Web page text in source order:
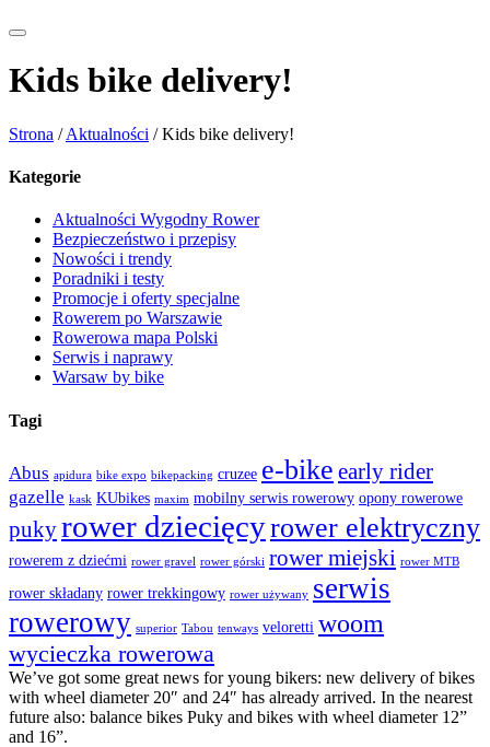
Kids bike delivery!
Strona /Aktualności /Kids bike delivery!
Kategorie
Aktualności Wygodny Rower
Bezpieczeństwo i przepisy
Nowości i trendy
Poradniki i testy
Promocje i oferty specjalne
Rowerem po Warszawie
Rowerowa mapa Polski
Serwis i naprawy
Warsaw by bike
Tagi
Abus apidura bike expo bikepacking cruzee e-bike early rider
gazelle kask KUbikes maxim mobilny serwis rowerowy opony rowerowe
pukyrower dziecięcyrower elektryczny
rowerem z dziećmi rower gravel rower górski rower miejski rower MTB
rower składany rower trekkingowy rower używany serwis
rowerowy superior Tabou tenways veloretti woom
wycieczka rowerowa
We’ve got some great news for young bikers: new delivery of bikes
with wheel diameter 20″ and 24″ has already arrived. In the nearest
future also: balance bikes Puky and bikes with wheel diameter 12”
and 16”.